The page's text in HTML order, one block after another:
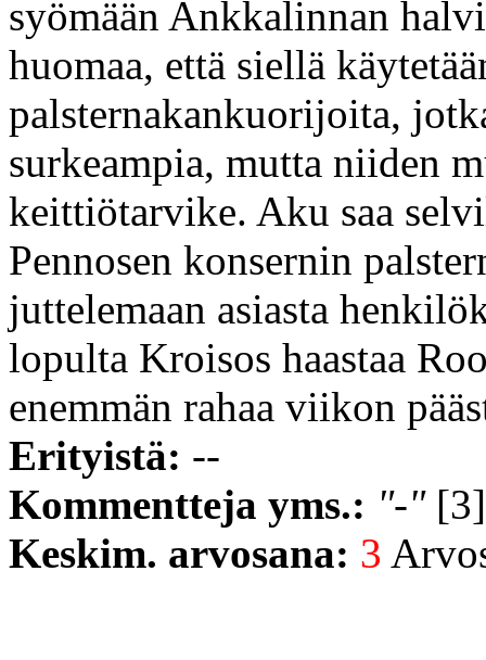
syömään Ankkalinnan
huomaa, että siellä
palsternakankuorijoita,
surkeampia, mutta niiden
keittiötarvike. Aku saa
Pennosen konsernin
juttelemaan asiasta
lopulta Kroisos haastaa
enemmän rahaa viikon
Erityistä: --
Kommentteja yms.: "-"
Keskim. arvosana: 3